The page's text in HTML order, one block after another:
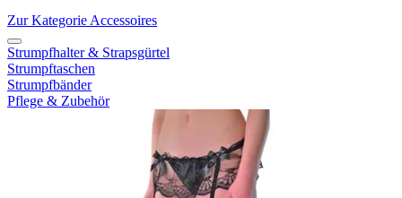
Zur Kategorie Accessoires
Strumpfhalter & Strapsgürtel
Strumpftaschen
Strumpfbänder
Pflege & Zubehör